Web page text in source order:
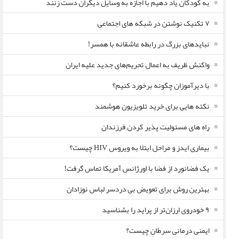
۷ تکنیک نوشتن در شبکه های اجتماعی
نبایدهای بزرگ در رابطه عاشقانه با همسر!
واکنش ظریف به اعمال تحریم‌های جدید علیه ایران
با دیرآموزان چگونه برخورد کنیم؟
نکته هایی برای خرید تلویزیون هوشمند
راه های مسئولیت پذیر کردن فرزندان
بیماری ایدز و مراحل ابتلا به ویروس HIV چیست؟
یک فضانورد از فضا با اورژانس آمریکا تماس گرفت!
بهترین روش برای تعویض بی دردسر لباس نوزادان
٩ خودروی ارزان‌تر از پراید را بشناسید
ایمنی درمانی سرطان چیست؟